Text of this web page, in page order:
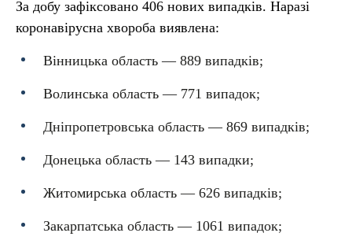
За добу зафіксовано 406 нових випадків. Наразі
коронавірусна хвороба виявлена:
Вінницька область — 889 випадків;
Волинська область — 771 випадок;
Дніпропетровська область — 869 випадків;
Донецька область — 143 випадки;
Житомирська область — 626 випадків;
Закарпатська область — 1061 випадок;